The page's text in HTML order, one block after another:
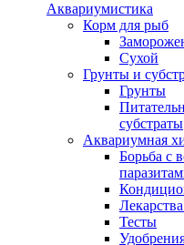
Аквариумистика
Корм для рыб
Сухой
Грунты и
Грунты
субстраты
Аквариумная
Борьба с
Тесты